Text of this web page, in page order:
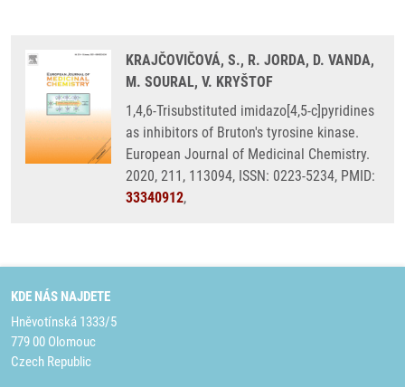
KRAJČOVIČOVÁ, S., R. JORDA, D. VANDA,
M. SOURAL, V. KRYŠTOF
1,4,6-Trisubstituted imidazo[4,5-c]pyridines
as inhibitors of Bruton's tyrosine kinase.
European Journal of Medicinal Chemistry.
2020, 211, 113094, ISSN: 0223-5234, PMID:
33340912,
KDE NÁS NAJDETE
Hněvotínská 1333/5
779 00 Olomouc
Czech Republic